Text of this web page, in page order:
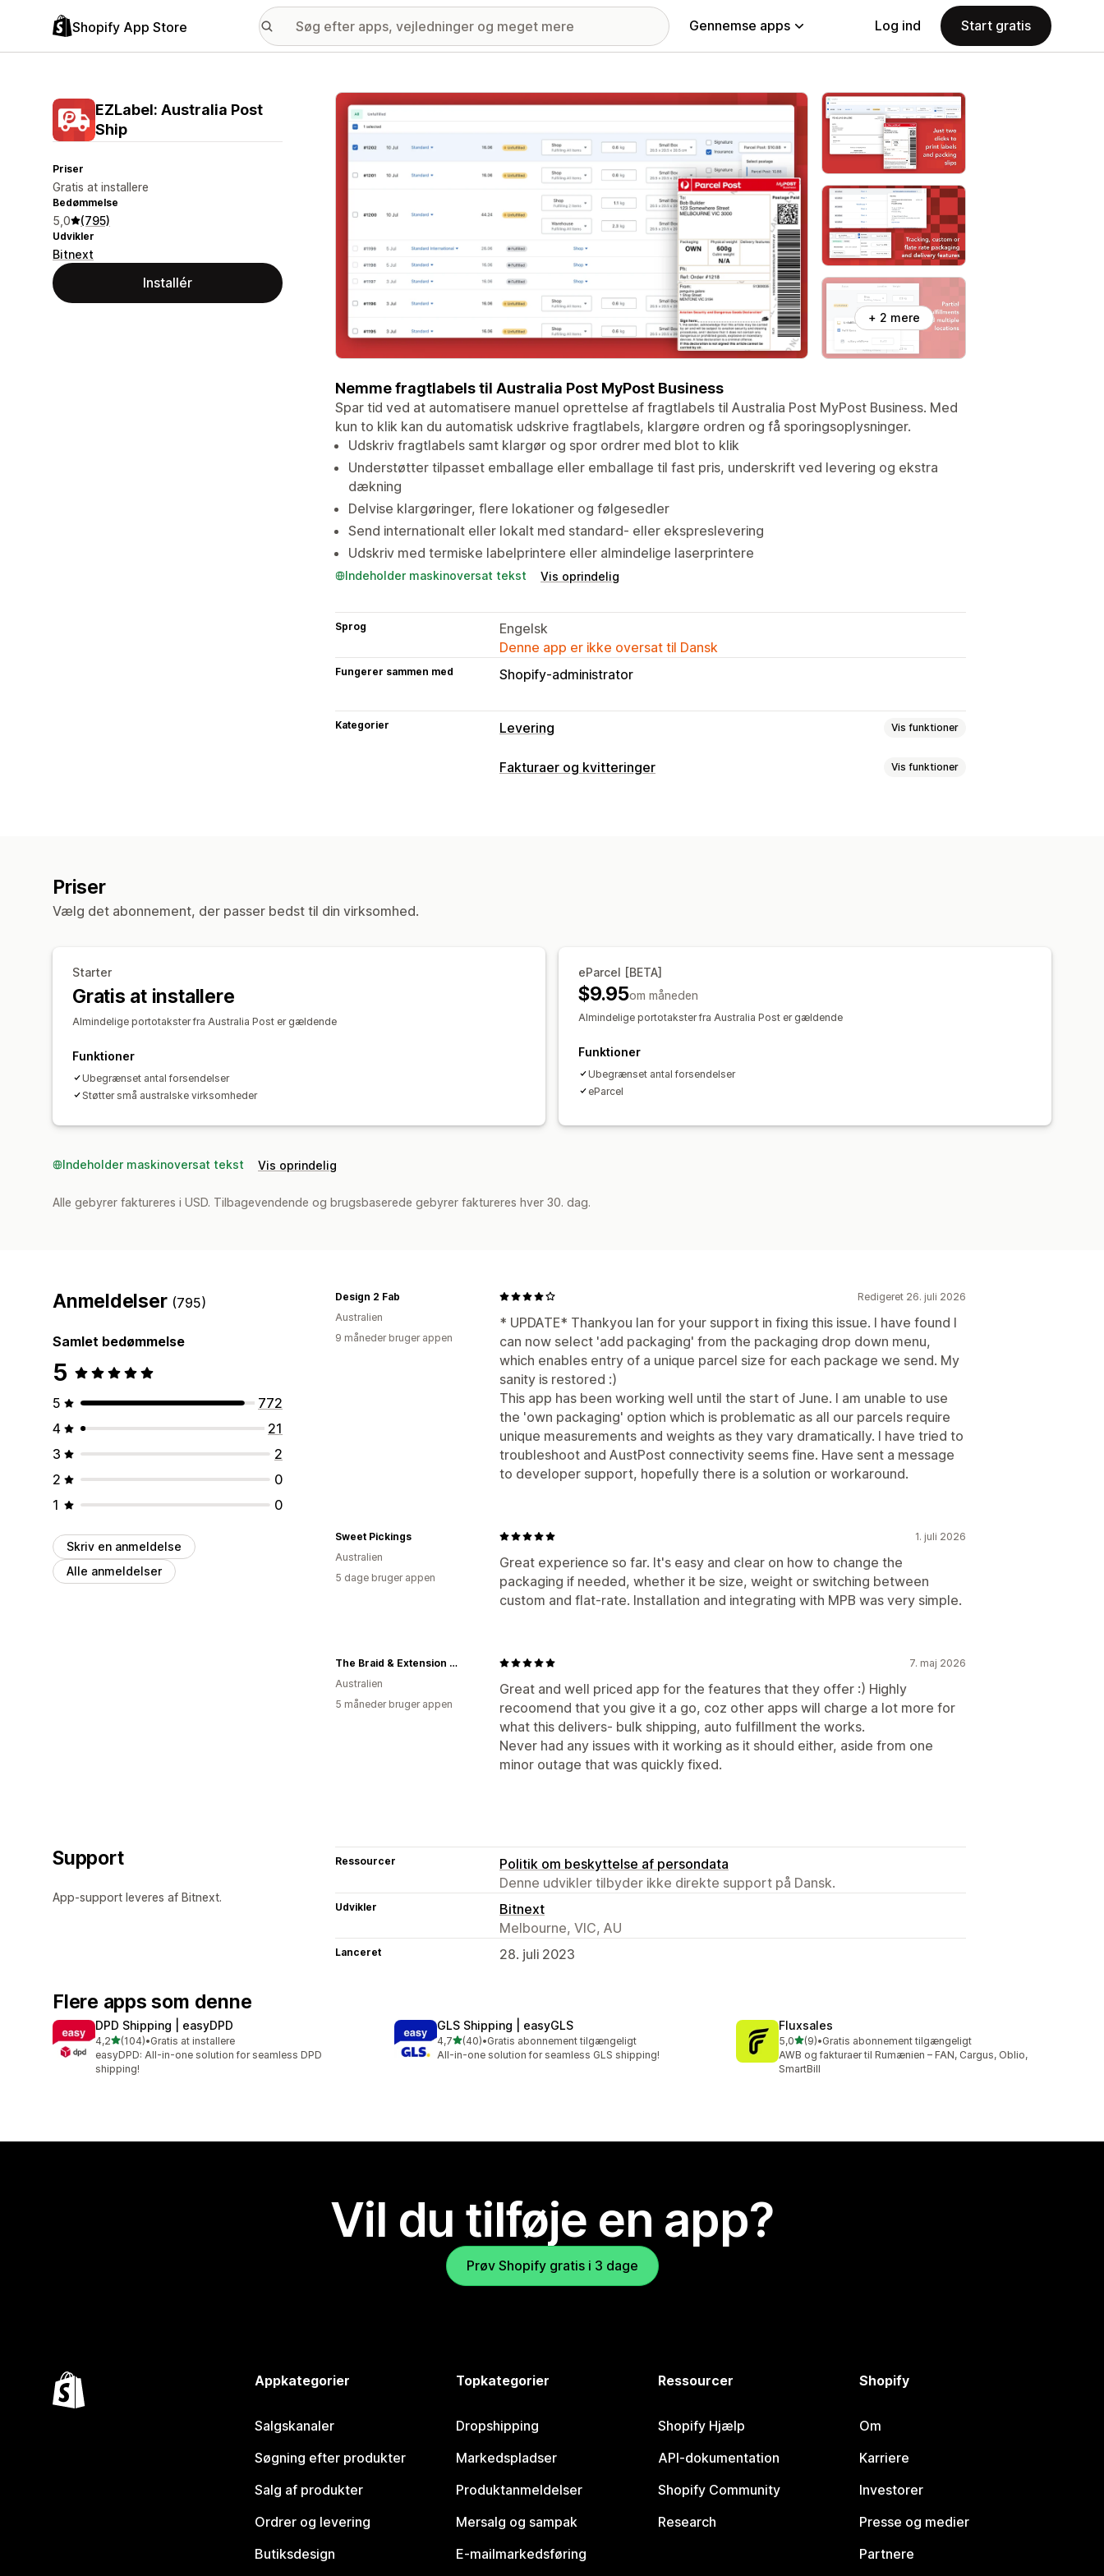
Shopify App Store Gennemse apps Log ind Start gratis
EZLabel: Australia Post
Ship
Priser
Gratis at installere
Bedømmelse
5,0 (795)
Udvikler
Bitnext
Installér
Galleri med udvalgte billeder
+ 2 mere
Nemme fragtlabels til Australia Post MyPost Business
Spar tid ved at automatisere manuel oprettelse af fragtlabels til Australia Post MyPost Business. Med
kun to klik kan du automatisk udskrive fragtlabels, klargøre ordren og få sporingsoplysninger.
Udskriv fragtlabels samt klargør og spor ordrer med blot to klik
Understøtter tilpasset emballage eller emballage til fast pris, underskrift ved levering og ekstra
dækning
Delvise klargøringer, flere lokationer og følgesedler
Send internationalt eller lokalt med standard- eller ekspreslevering
Udskriv med termiske labelprintere eller almindelige laserprintere
Indeholder maskinoversat tekst Vis oprindelig
Sprog
Engelsk
Denne app er ikke oversat til Dansk
Fungerer sammen med Shopify-administrator
Kategorier Levering Vis funktioner
Labels og emballage
Fakturaer og kvitteringer Vis funktioner
Priser
Vælg det abonnement, der passer bedst til din virksomhed.
Starter
Gratis at installere
Almindelige portotakster fra Australia Post er gældende
Funktioner
Ubegrænset antal forsendelser
Støtter små australske virksomheder
eParcel [BETA]
$9.95om måneden
Almindelige portotakster fra Australia Post er gældende
Funktioner
Ubegrænset antal forsendelser
eParcel
Indeholder maskinoversat tekst Vis oprindelig
Alle gebyrer faktureres i USD. Tilbagevendende og brugsbaserede gebyrer faktureres hver 30. dag.
Anmeldelser (795)
Samlet bedømmelse
5
5
772
4
21
3
2
2
0
1
0
Skriv en anmeldelse
Alle anmeldelser
Redigeret 26. juli 2026
* UPDATE* Thankyou Ian for your support in fixing this issue. I have found I
can now select 'add packaging' from the packaging drop down menu,
which enables entry of a unique parcel size for each package we send. My
sanity is restored :)
This app has been working well until the start of June. I am unable to use
the 'own packaging' option which is problematic as all our parcels require
unique measurements and weights as they vary dramatically. I have tried to
troubleshoot and AustPost connectivity seems fine. Have sent a message
to developer support, hopefully there is a solution or workaround.
Design 2 Fab
Australien
9 måneder bruger appen
1. juli 2026
Great experience so far. It's easy and clear on how to change the
packaging if needed, whether it be size, weight or switching between
custom and flat-rate. Installation and integrating with MPB was very simple.
Sweet Pickings
Australien
5 dage bruger appen
7. maj 2026
Great and well priced app for the features that they offer :) Highly
recoomend that you give it a go, coz other apps will charge a lot more for
what this delivers- bulk shipping, auto fulfillment the works.
Never had any issues with it working as it should either, aside from one
minor outage that was quickly fixed.
The Braid & Extension Besties
Australien
5 måneder bruger appen
Support
App-support leveres af Bitnext.
Ressourcer
Politik om beskyttelse af persondata
Denne udvikler tilbyder ikke direkte support på Dansk.
Udvikler
Bitnext
Melbourne, VIC, AU
Lanceret 28. juli 2023
Flere apps som denne
DPD Shipping | easyDPD
4,2ud af 5 stjerner
(104)
104 anmeldelser i alt
•Gratis at installere
easyDPD: All-in-one solution for seamless DPD
shipping!
GLS Shipping | easyGLS
4,7ud af 5 stjerner
(40)
40 anmeldelser i alt
•Gratis abonnement tilgængeligt
All-in-one solution for seamless GLS shipping!
Fluxsales
5,0ud af 5 stjerner
(9)
9 anmeldelser i alt
•Gratis abonnement tilgængeligt
AWB og fakturaer til Rumænien – FAN, Cargus, Oblio,
SmartBill
Vil du tilføje en app?
Prøv Shopify gratis i 3 dage
Appkategorier
Salgskanaler
Søgning efter produkter
Salg af produkter
Ordrer og levering
Butiksdesign
Topkategorier
Dropshipping
Markedspladser
Produktanmeldelser
Mersalg og sampak
E-mailmarkedsføring
Ressourcer
Shopify Hjælp
API-dokumentation
Shopify Community
Research
Shopify
Om
Karriere
Investorer
Presse og medier
Partnere